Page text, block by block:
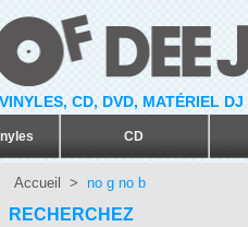
CD, DVD, MATÉRIEL
CD
Accueil > no g no b
RECHERCHEZ